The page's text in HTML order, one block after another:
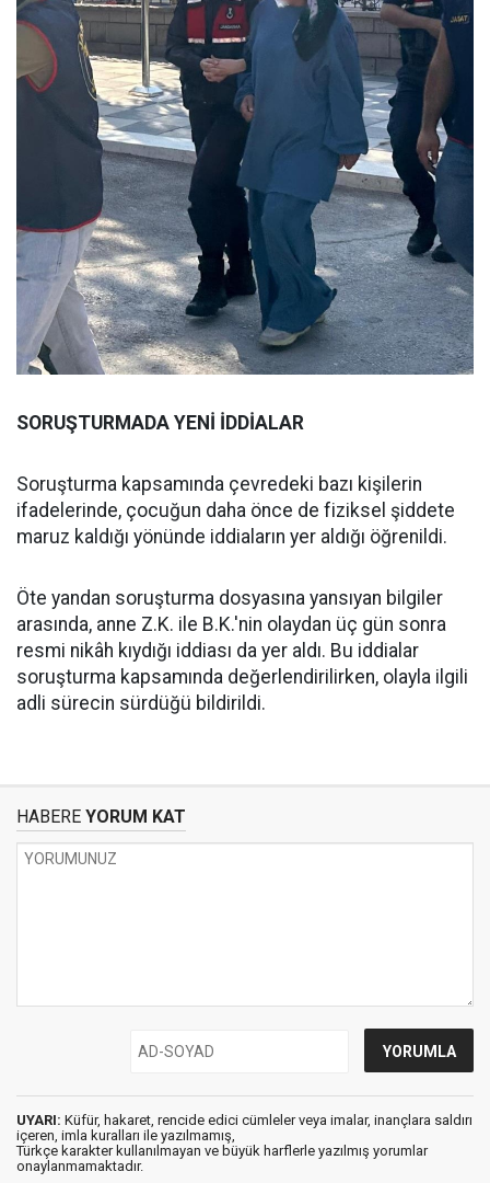
SORUŞTURMADA YENİ İDDİALAR
Soruşturma kapsamında çevredeki bazı kişilerin
ifadelerinde, çocuğun daha önce de fiziksel şiddete
maruz kaldığı yönünde iddiaların yer aldığı öğrenildi.
Öte yandan soruşturma dosyasına yansıyan bilgiler
arasında, anne Z.K. ile B.K.'nin olaydan üç gün sonra
resmi nikâh kıydığı iddiası da yer aldı. Bu iddialar
soruşturma kapsamında değerlendirilirken, olayla ilgili
adli sürecin sürdüğü bildirildi.
HABERE YORUM KAT
UYARI: Küfür, hakaret, rencide edici cümleler veya imalar, inançlara saldırı
içeren, imla kuralları ile yazılmamış,
Türkçe karakter kullanılmayan ve büyük harflerle yazılmış yorumlar
onaylanmamaktadır.